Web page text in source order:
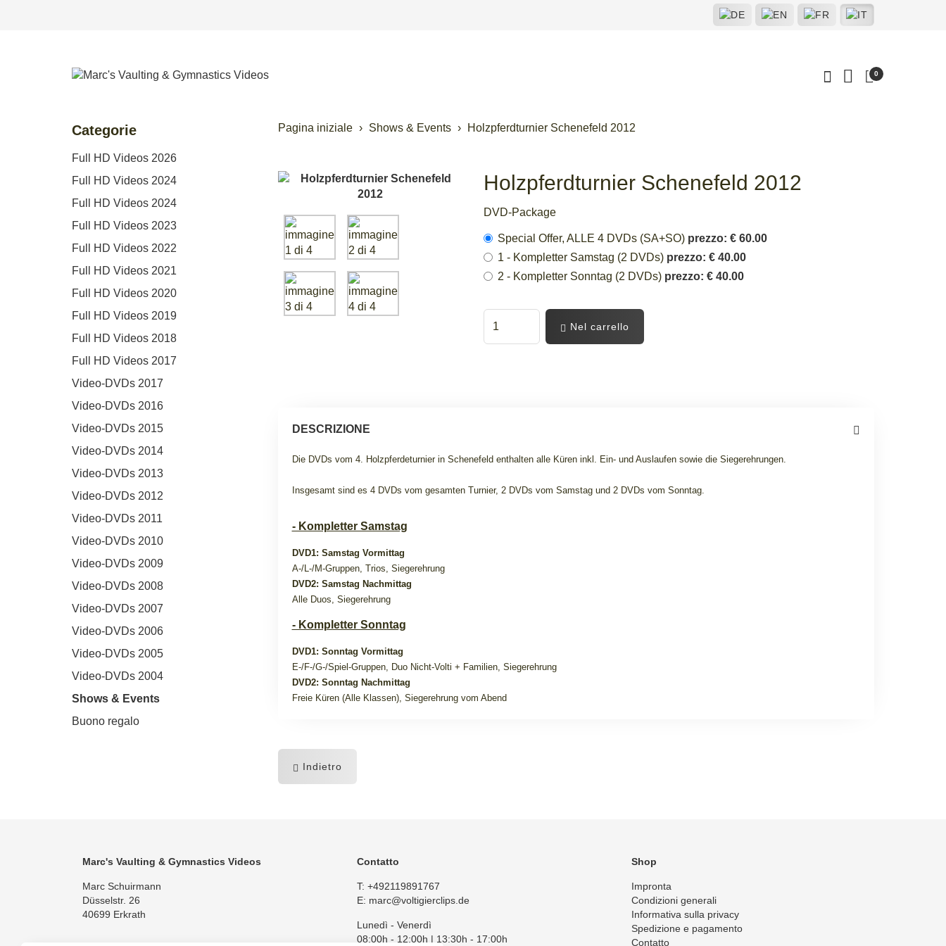
0
Pagina iniziale Shows & Events Holzpferdturnier Schenefeld 2012
Holzpferdturnier Schenefeld 2012
DVD-Package
Special Offer, ALLE 4 DVDs (SA+SO) prezzo: € 60.00
1 - Kompletter Samstag (2 DVDs) prezzo: € 40.00
2 - Kompletter Sonntag (2 DVDs) prezzo: € 40.00
Nel carrello
DESCRIZIONE
Die DVDs vom 4. Holzpferdeturnier in Schenefeld enthalten alle Küren inkl. Ein- und Auslaufen sowie die Siegerehrungen.
Insgesamt sind es 4 DVDs vom gesamten Turnier, 2 DVDs vom Samstag und 2 DVDs vom Sonntag.
- Kompletter Samstag
DVD1: Samstag Vormittag
A-/L-/M-Gruppen, Trios, Siegerehrung
DVD2: Samstag Nachmittag
Alle Duos, Siegerehrung
- Kompletter Sonntag
DVD1: Sonntag Vormittag
E-/F-/G-/Spiel-Gruppen, Duo Nicht-Volti + Familien, Siegerehrung
DVD2: Sonntag Nachmittag
Freie Küren (Alle Klassen), Siegerehrung vom Abend
Indietro
Categorie
Full HD Videos 2026
Full HD Videos 2024
Full HD Videos 2024
Full HD Videos 2023
Full HD Videos 2022
Full HD Videos 2021
Full HD Videos 2020
Full HD Videos 2019
Full HD Videos 2018
Full HD Videos 2017
Video-DVDs 2017
Video-DVDs 2016
Video-DVDs 2015
Video-DVDs 2014
Video-DVDs 2013
Video-DVDs 2012
Video-DVDs 2011
Video-DVDs 2010
Video-DVDs 2009
Video-DVDs 2008
Video-DVDs 2007
Video-DVDs 2006
Video-DVDs 2005
Video-DVDs 2004
Shows & Events
Buono regalo
Marc's Vaulting & Gymnastics Videos
Marc Schuirmann
Düsselstr. 26
40699 Erkrath
Contatto
T: +492119891767
E: marc@voltigierclips.de
Lunedì - Venerdì
08:00h - 12:00h | 13:30h - 17:00h
Shop
Impronta
Condizioni generali
Informativa sulla privacy
Spedizione e pagamento
Contatto